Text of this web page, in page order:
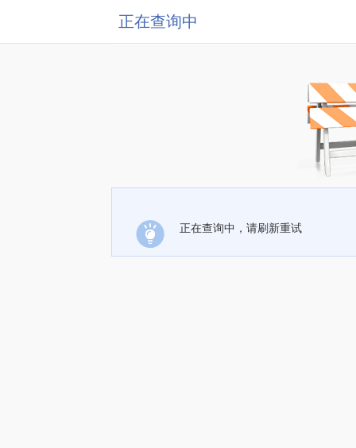
正在查询中
正在查询中，请刷新重试